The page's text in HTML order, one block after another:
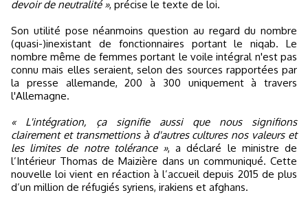
devoir de neutralité », précise le texte de loi.
Son utilité pose néanmoins question au regard du nombre
(quasi-)inexistant de fonctionnaires portant le niqab. Le
nombre même de femmes portant le voile intégral n'est pas
connu mais elles seraient, selon des sources rapportées par
la presse allemande, 200 à 300 uniquement à travers
l'Allemagne.
« L'intégration, ça signifie aussi que nous signifions
clairement et transmettions à d'autres cultures nos valeurs et
les limites de notre tolérance », a déclaré le ministre de
l’Intérieur Thomas de Maizière dans un communiqué. Cette
nouvelle loi vient en réaction à l’accueil depuis 2015 de plus
d’un million de réfugiés syriens, irakiens et afghans.